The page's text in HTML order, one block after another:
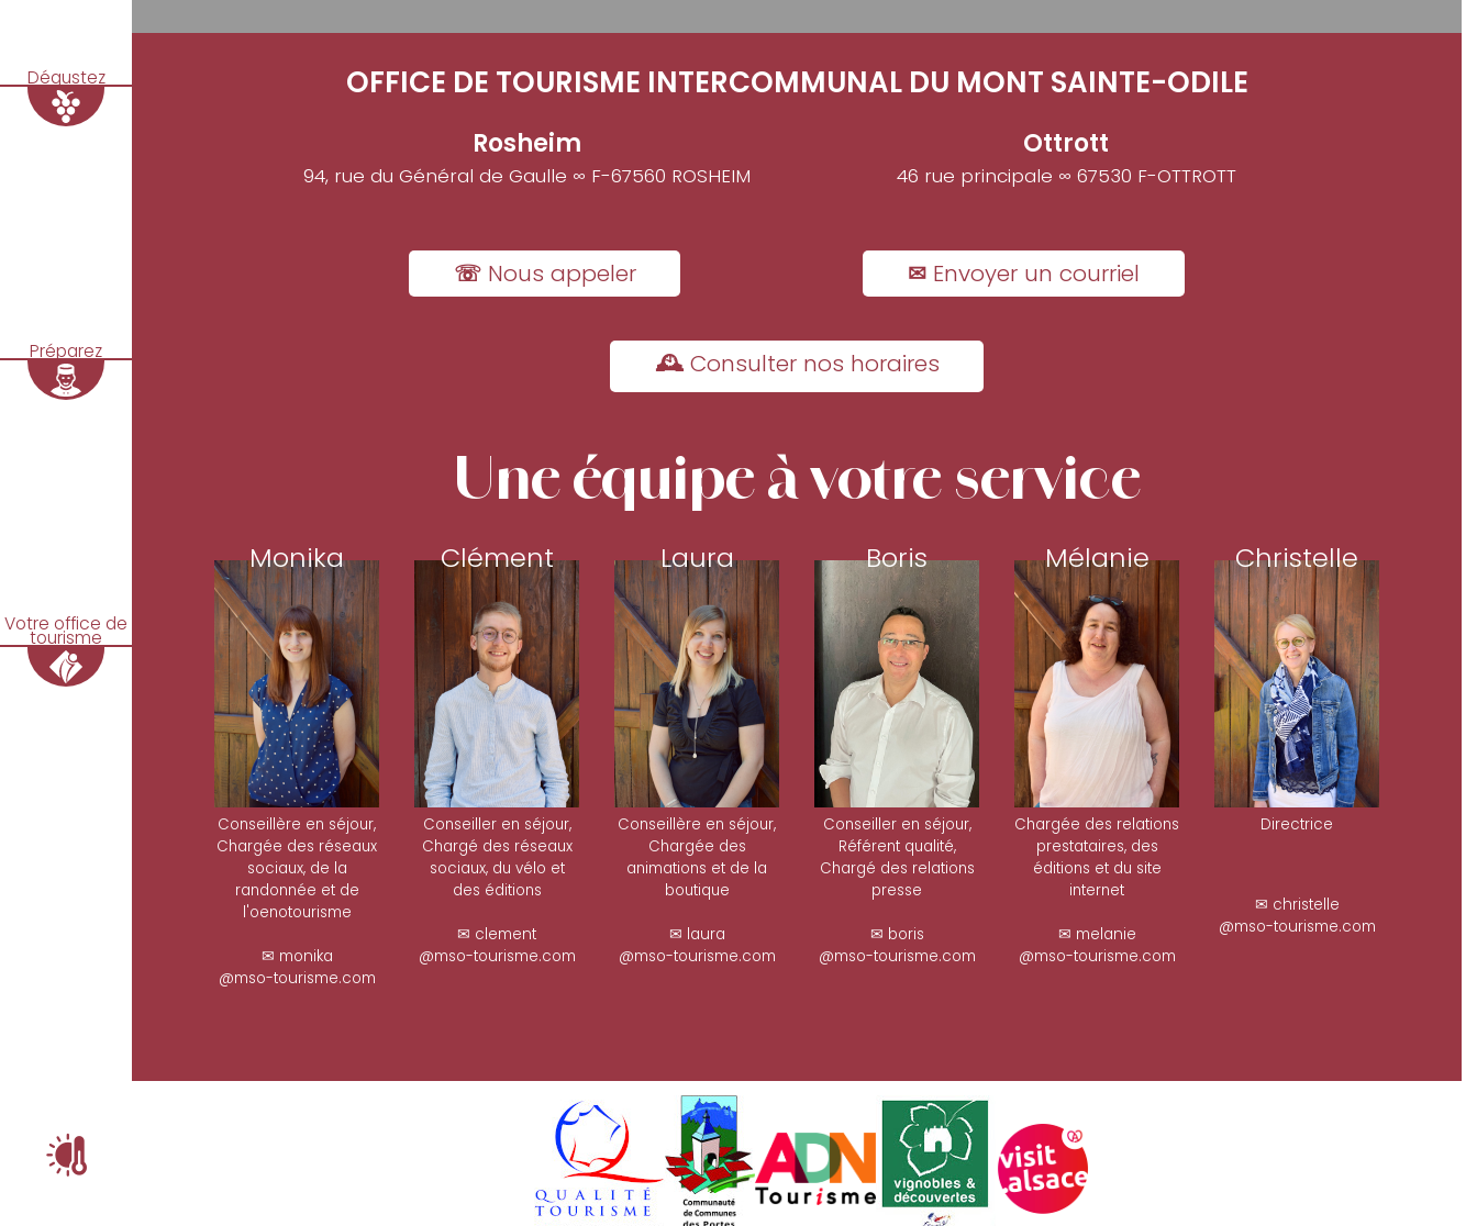
Dégustez
Préparez
Votre office de
tourisme
ê
OFFICE DE TOURISME INTERCOMMUNAL DU MONT SAINTE-ODILE
Rosheim
94, rue du Général de Gaulle ∞ F-67560 ROSHEIM
Ottrott
46 rue principale ∞ 67530 F-OTTROTT
☏ Nous appeler ✉ Envoyer un courriel
🕰 Consulter nos horaires
Une équipe à votre service
Monika
Conseillère en séjour,
Chargée des réseaux
sociaux, de la
randonnée et de
l'oenotourisme
✉ monika
@mso-tourisme.com
Clément
Conseiller en séjour,
Chargé des réseaux
sociaux, du vélo et
des éditions
✉ clement
@mso-tourisme.com
Laura
Conseillère en séjour,
Chargée des
animations et de la
boutique
✉ laura
@mso-tourisme.com
Boris
Conseiller en séjour,
Référent qualité,
Chargé des relations
presse
✉ boris
@mso-tourisme.com
Mélanie
Chargée des relations
prestataires, des
éditions et du site
internet
✉ melanie
@mso-tourisme.com
Christelle
Directrice
✉ christelle
@mso-tourisme.com